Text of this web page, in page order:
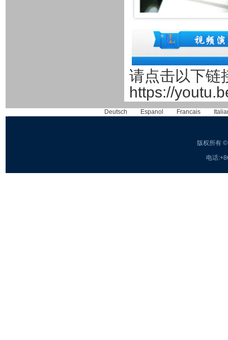
请点击以下链
https://
Deutsch Espanol Francais
版权所有
电话